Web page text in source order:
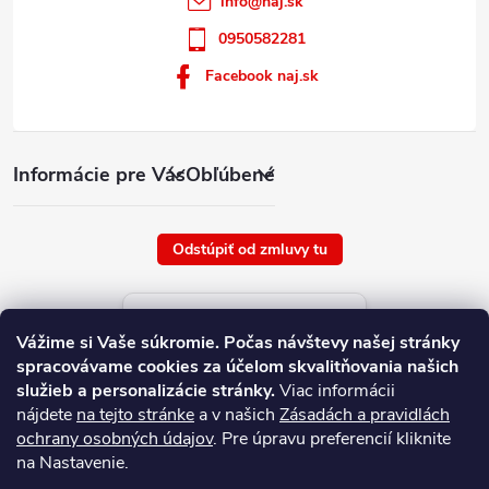
Vážime si Vaše súkromie. Počas návštevy našej stránky
spracovávame cookies za účelom skvalitňovania našich
služieb a personalizácie stránky.Viac informácii
nájdete na tejto stránke a v našich Zásadách a pravidlách
ochrany osobných údajov. Pre úpravu preferencií kliknite
na Nastavenie.
Informácie pre VásObľúbené
0950582281
Facebook naj.sk
Odstúpiť od zmluvy tu
Aktuálne ceny tovaru
platné od : 6/8/2026